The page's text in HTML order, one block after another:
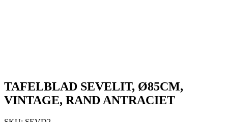
TAFELBLAD SEVELIT, Ø85CM,
VINTAGE, RAND ANTRACIET